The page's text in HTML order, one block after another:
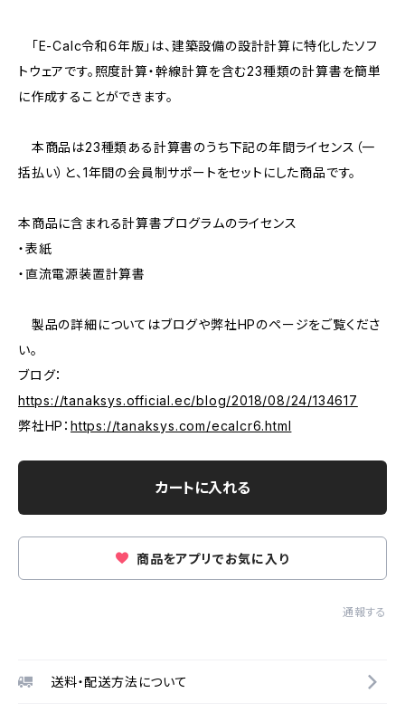
「E-Calc令和6年版」は、建築設備の設計計算に特化したソフ
トウェアです。照度計算・幹線計算を含む23種類の計算書を簡単
に作成することができます。
本商品は23種類ある計算書のうち下記の年間ライセンス（一
括払い）と、1年間の会員制サポートをセットにした商品です。
本商品に含まれる計算書プログラムのライセンス
・表紙
・直流電源装置計算書
製品の詳細についてはブログや弊社HPのページをご覧くださ
い。
ブログ：
https://tanaksys.official.ec/blog/2018/08/24/134617
弊社HP： https://tanaksys.com/ecalcr6.html
カートに入れる
商品をアプリでお気に入り
通報する
送料・配送方法について